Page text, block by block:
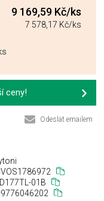
9 169,59 Kč/ks
7 578,17 Kč/ks
ceny!
Odeslat emailem
01B